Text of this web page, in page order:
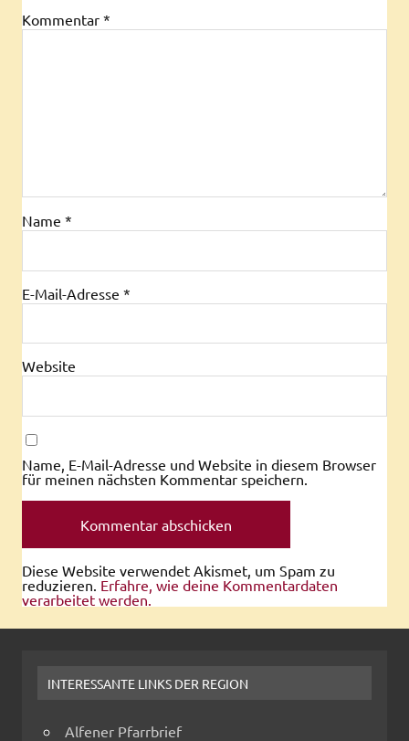
Kommentar *
Name *
E-Mail-Adresse *
Website
Name, E-Mail-Adresse und Website in diesem Browser
für meinen nächsten Kommentar speichern.
Diese Website verwendet Akismet, um Spam zu
reduzieren. Erfahre, wie deine Kommentardaten
verarbeitet werden.
INTERESSANTE LINKS DER REGION
Alfener Pfarrbrief